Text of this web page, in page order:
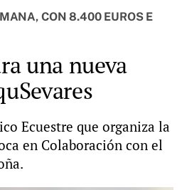
CON 8.400 EUROS E
una nueva
Ecuestre que organiza la
en Colaboración con el